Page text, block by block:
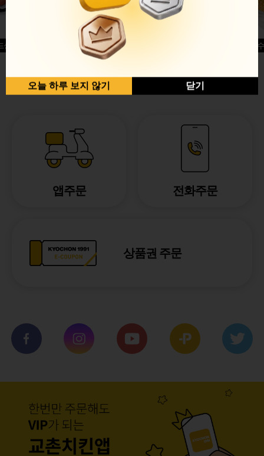
글윙
반반순살[레드+허니]
허니옥
앱주문 전화주문
상품권 주문
오늘 하루 보지 않기 닫기